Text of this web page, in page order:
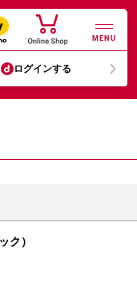
MENU
ログインする
ク）